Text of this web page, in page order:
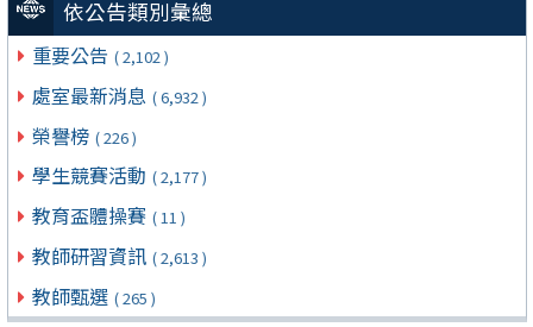
依公告類別彙總
重要公告 ( 2,102 )
處室最新消息 ( 6,932 )
榮譽榜 ( 226 )
學生競賽活動 ( 2,177 )
教育盃體操賽 ( 11 )
教師研習資訊 ( 2,613 )
教師甄選 ( 265 )